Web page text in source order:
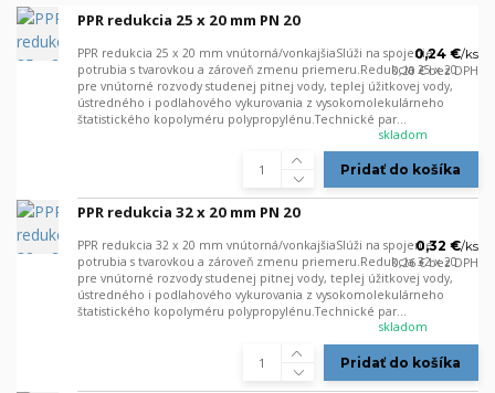
PPR redukcia 25 x 20 mm PN 20
PPR redukcia 25 x 20 mm vnútorná/vonkajšiaSlúži na spojenie
potrubia s tvarovkou a zároveň zmenu priemeru.Redukcia 25 x 20
pre vnútorné rozvody studenej pitnej vody, teplej úžitkovej vody,
ústredného i podlahového vykurovania z vysokomolekulárneho
štatistického kopolyméru polypropylénu.Technické par...
0,24 €/ks
0,20 €bez DPH
skladom
Pridať do košíka
PPR redukcia 32 x 20 mm PN 20
PPR redukcia 32 x 20 mm vnútorná/vonkajšiaSlúži na spojenie
potrubia s tvarovkou a zároveň zmenu priemeru.Redukcia 32 x 20
pre vnútorné rozvody studenej pitnej vody, teplej úžitkovej vody,
ústredného i podlahového vykurovania z vysokomolekulárneho
štatistického kopolyméru polypropylénu.Technické par...
0,32 €/ks
0,26 €bez DPH
skladom
Pridať do košíka